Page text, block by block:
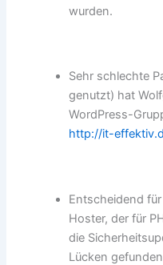
wurden.
Sehr schlechte
genutzt) hat
WordPress-
http://it-
Entscheidend
Hoster, der für
die
Lücken